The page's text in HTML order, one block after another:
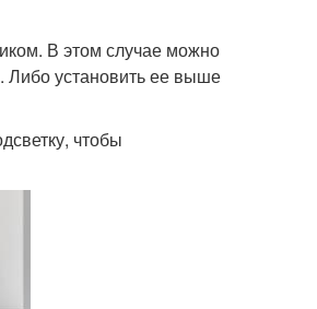
В этом случае можно
Либо установить ее выше
чтобы